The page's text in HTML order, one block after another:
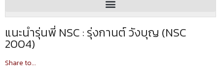
แนะนำรุ่นพี่ NSC : รุ่งกานต์ วังบุญ (NSC
2004)
Share to...